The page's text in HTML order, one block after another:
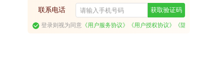
联系电话 获取验证码
登录则视为同意《用户服务协议》 《用户授权协议》 《隐私政策》